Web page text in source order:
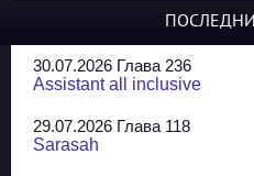
30.07.2026 Глава 236
Assistant all inclusive
29.07.2026 Глава 118
Sarasah